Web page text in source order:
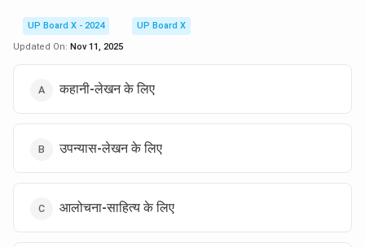
UP Board X - 2024
UP Board X
Updated On: Nov 11, 2025
कहानी-लेखन के लिए
उपन्यास-लेखन के लिए
आलोचना-साहित्य के लिए